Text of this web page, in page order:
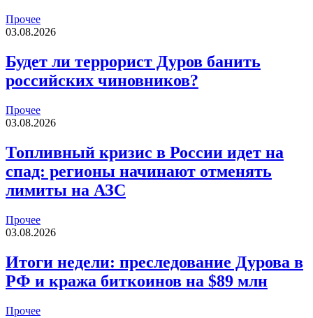
Прочее
03.08.2026
Будет ли террорист Дуров банить
российских чиновников?
Прочее
03.08.2026
Топливный кризис в России идет на
спад: регионы начинают отменять
лимиты на АЗС
Прочее
03.08.2026
Итоги недели: преследование Дурова в
РФ и кража биткоинов на $89 млн
Прочее